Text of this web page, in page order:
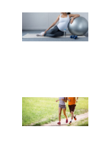
Shutterstock
Shutterstock